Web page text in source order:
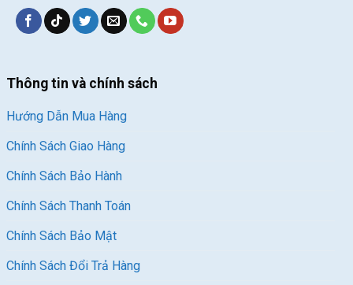
Thông tin và chính sách
Hướng Dẫn Mua Hàng
Chính Sách Giao Hàng
Chính Sách Bảo Hành
Chính Sách Thanh Toán
Chính Sách Bảo Mật
Chính Sách Đổi Trả Hàng